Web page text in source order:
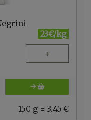
23€/kg
+
150 g = 3.45 €